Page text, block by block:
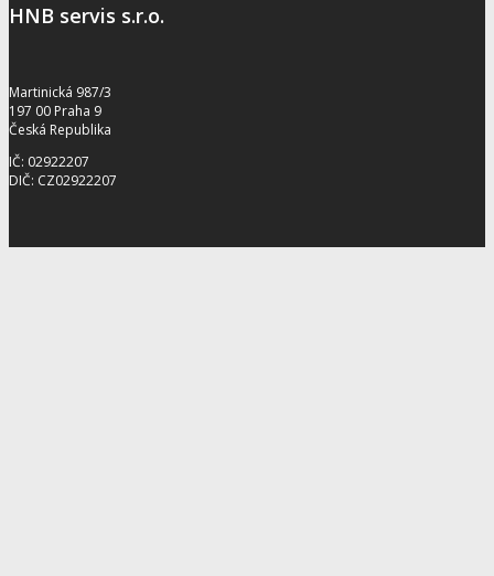
HNB servis s.r.o.
Martinická 987/3
197 00 Praha 9
Česká Republika
IČ: 02922207
DIČ: CZ02922207